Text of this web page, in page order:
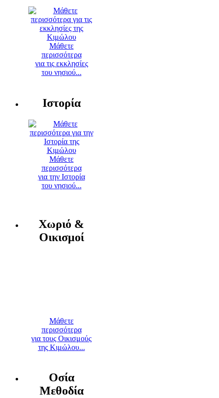
Μάθετε
περισσότερα
για τις εκκλησίες
του νησιού...
Ιστορία
Μάθετε
περισσότερα
για την Ιστορία
του νησιού...
Χωριό &
Οικισμοί
Μάθετε
περισσότερα
για τους Οικισμούς
της Κιμώλου...
Οσία
Μεθοδία